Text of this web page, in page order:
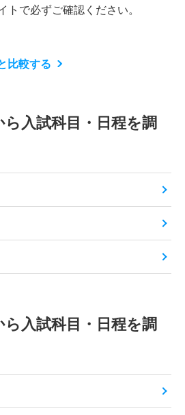
トで必ずご確認ください。
比較する
ら入試科目・日程を調
ら入試科目・日程を調